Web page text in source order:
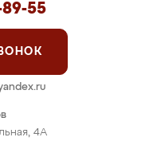
4А
89-55